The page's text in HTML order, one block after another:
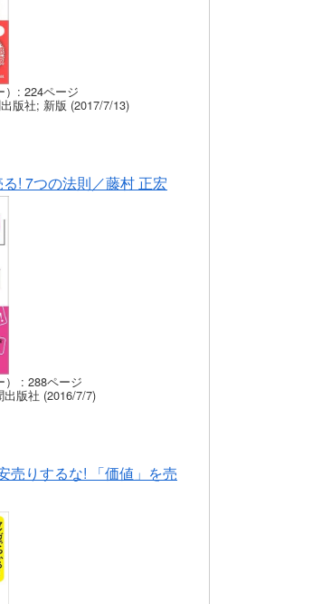
）: 224ページ
版社; 新版 (2017/7/13)
る! 7つの法則／藤村 正宏
） : 288ページ
版社 (2016/7/7)
売りするな! 「価値」を売